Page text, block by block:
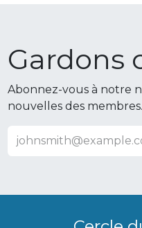
Gardons
Abonnez-vous à notre
nouvelles des membres.